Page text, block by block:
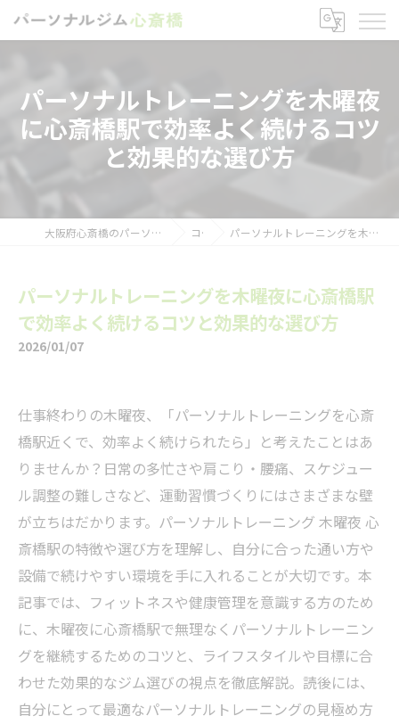
パーソナルトレーニングを木曜夜
に心斎橋駅で効率よく続けるコツ
と効果的な選び方
大阪府心斎橋のパーソナルトレーニングならパーソナルジム心斎橋 コラム パーソナルトレーニングを木曜夜に心斎橋駅で効率よく続けるコツと効果的な選び方
パーソナルトレーニングを木曜夜に心斎橋駅
で効率よく続けるコツと効果的な選び方
2026/01/07
仕事終わりの木曜夜、「パーソナルトレーニングを心斎
橋駅近くで、効率よく続けられたら」と考えたことはあ
りませんか？日常の多忙さや肩こり・腰痛、スケジュー
ル調整の難しさなど、運動習慣づくりにはさまざまな壁
が立ちはだかります。パーソナルトレーニング 木曜夜 心
斎橋駅の特徴や選び方を理解し、自分に合った通い方や
設備で続けやすい環境を手に入れることが大切です。本
記事では、フィットネスや健康管理を意識する方のため
に、木曜夜に心斎橋駅で無理なくパーソナルトレーニン
グを継続するためのコツと、ライフスタイルや目標に合
わせた効果的なジム選びの視点を徹底解説。読後には、
自分にとって最適なパーソナルトレーニングの見極め方